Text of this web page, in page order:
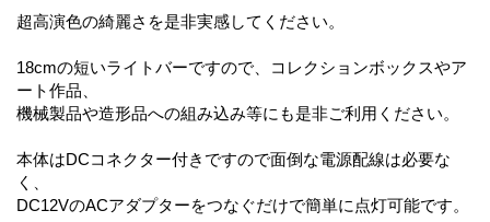
超高演色の綺麗さを是非実感してください。
18cmの短いライトバーですので、コレクションボックスやア
ート作品、
機械製品や造形品への組み込み等にも是非ご利用ください。
本体はDCコネクター付きですので面倒な電源配線は必要な
く、
DC12VのACアダプターをつなぐだけで簡単に点灯可能です。